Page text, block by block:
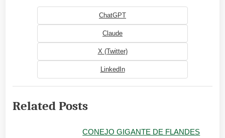
ChatGPT
Claude
X (Twitter)
LinkedIn
Related Posts
CONEJO GIGANTE DE FLANDES